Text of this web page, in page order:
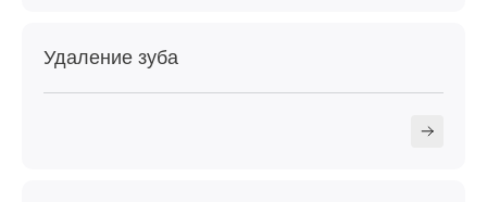
Удаление зуба